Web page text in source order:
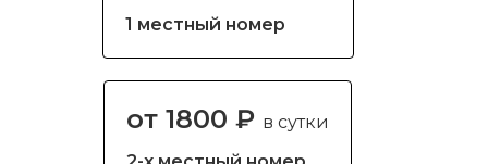
1 местный номер
от 1800 ₽ в сутки